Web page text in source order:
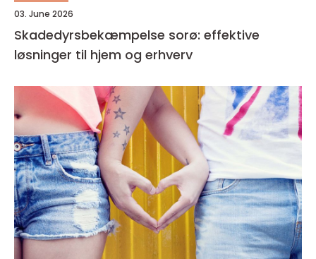
03. June 2026
Skadedyrsbekæmpelse sorø: effektive
løsninger til hjem og erhverv